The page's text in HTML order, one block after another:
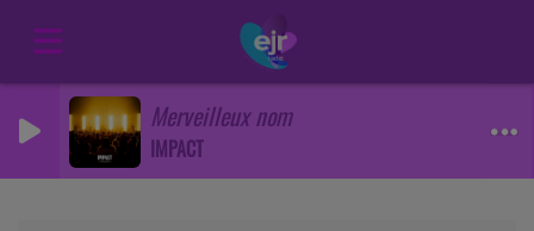
Merveilleux nom
IMPACT